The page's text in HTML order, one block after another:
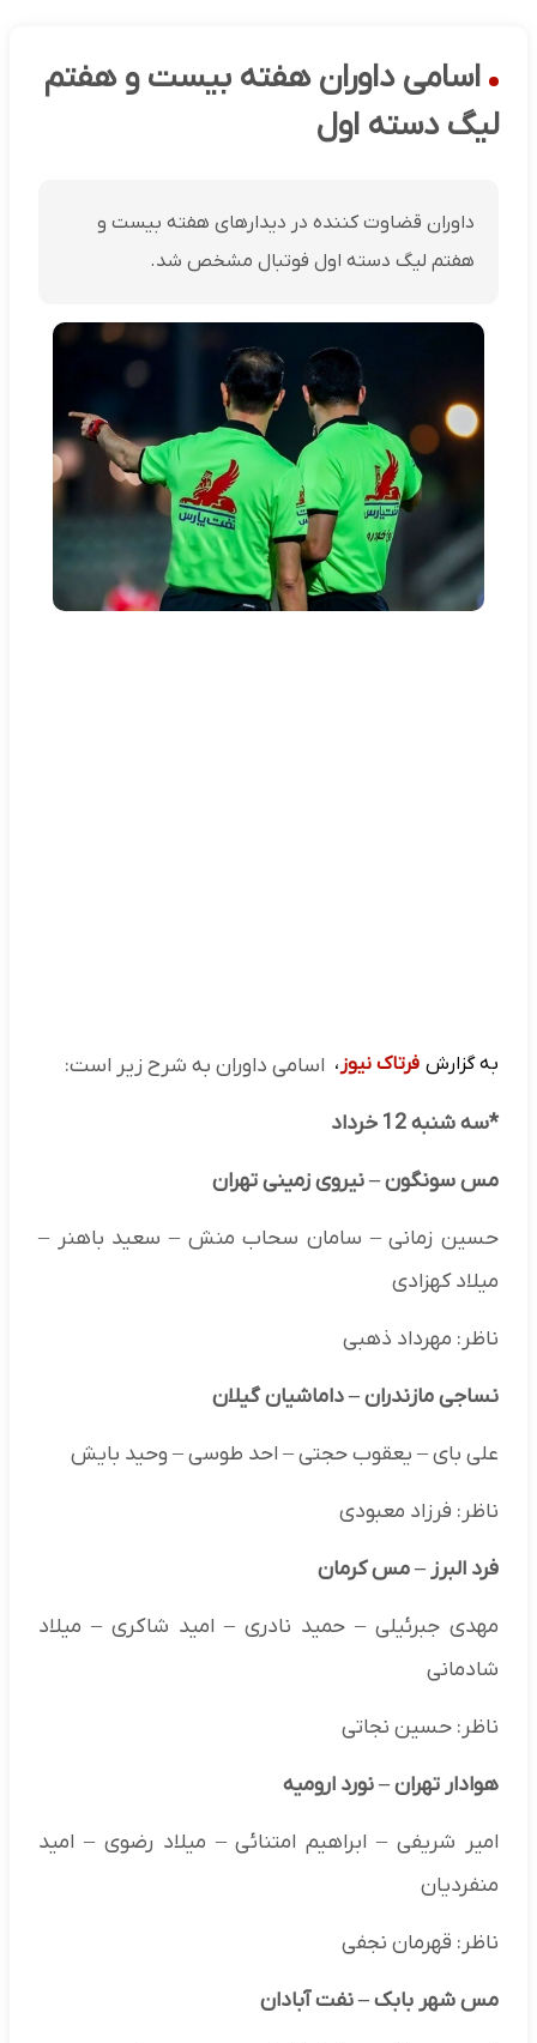
اسامی داوران هفته بیست و هفتم
لیگ دسته اول
داوران قضاوت کننده در دیدارهای هفته بیست و
هفتم لیگ دسته اول فوتبال مشخص شد.
به گزارش فرتاک نیوز ، اسامی داوران به شرح زیر است:
*سه شنبه 12 خرداد
مس سونگون–نیروی زمینی تهران
حسین زمانی – سامان سحاب منش – سعید باهنر –
میلاد کهزادی
ناظر: مهرداد ذهبی
نساجی مازندران–داماشیان گیلان
علی بای – یعقوب حجتی – احد طوسی – وحید بایش
ناظر: فرزاد معبودی
فرد البرز–مس کرمان
مهدی جبرئیلی – حمید نادری – امید شاکری – میلاد
شادمانی
ناظر: حسین نجاتی
هوادار تهران–نورد ارومیه
امیر شریفی – ابراهیم امتنائی – میلاد رضوی – امید
منفردیان
ناظر: قهرمان نجفی
مس شهر بابک–نفت آبادان